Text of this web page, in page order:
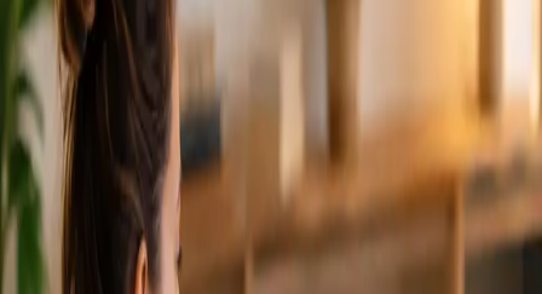
Cardiología Especialista
From
€79
Duration
15 min
Más información: Cardiología Especialista
Reservar cita